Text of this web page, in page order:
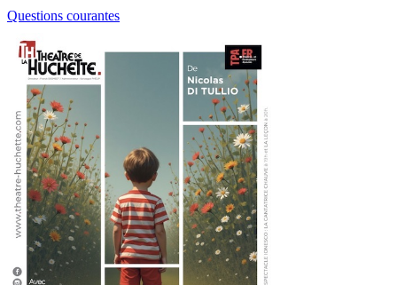
Questions courantes